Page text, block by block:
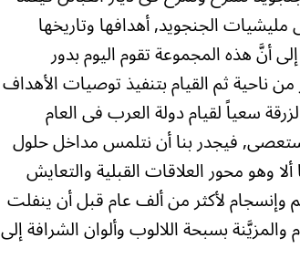
الجنجويد, أهدافها وتاريخها
أنَّ هذه المجموعة تقوم اليوم بدور
ناحية ثم القيام بتنفيذ توصيات الأهداف
سعياً لقيام دولة العرب فى العام
فيجدر بنا أن نتلمس مداخل حلول
وهو محور العلاقات القبلية والتعايش
وإنسجام لأكثر من ألف عام قبل أن ينفلت
بسبحة اللالوب وألوان الشرافة إلى